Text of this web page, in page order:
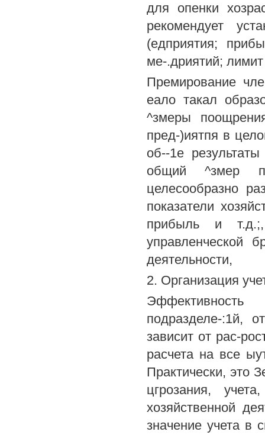
для опенки
рекомендует
(едприятия;
ме-.дриятий;
Премирование
еало такал
^змеры
пред-)иятпя в
об--1е
общий ^змер
целесообразно
показатели
прибыль и
управленческой
деятельности,
2. Организация
подразделе-:1й,
зависит от рас-
расчета на все
Практически, это
цгрозания,
хозяйственной
значение учета в